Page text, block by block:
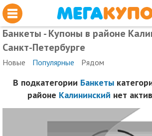
Банкеты - Купоны в районе
Санкт-Петербурге
Новые Популярные Рядом
В подкатегории Банкеты
районе Калининский нет